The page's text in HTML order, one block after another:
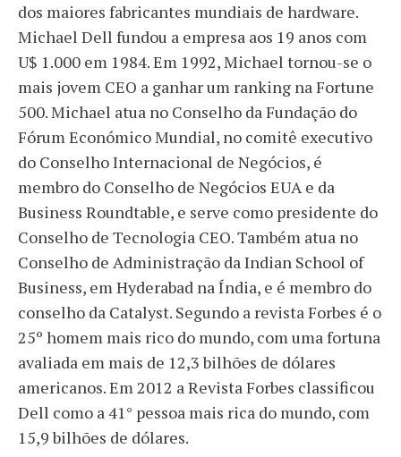
dos maiores fabricantes mundiais de hardware.
Michael Dell fundou a empresa aos 19 anos com
U$ 1.000 em 1984. Em 1992, Michael tornou-se o
mais jovem CEO a ganhar um ranking na Fortune
500. Michael atua no Conselho da Fundação do
Fórum Económico Mundial, no comitê executivo
do Conselho Internacional de Negócios, é
membro do Conselho de Negócios EUA e da
Business Roundtable, e serve como presidente do
Conselho de Tecnologia CEO. Também atua no
Conselho de Administração da Indian School of
Business, em Hyderabad na Índia, e é membro do
conselho da Catalyst. Segundo a revista Forbes é o
25º homem mais rico do mundo, com uma fortuna
avaliada em mais de 12,3 bilhões de dólares
americanos. Em 2012 a Revista Forbes classificou
Dell como a 41° pessoa mais rica do mundo, com
15,9 bilhões de dólares.